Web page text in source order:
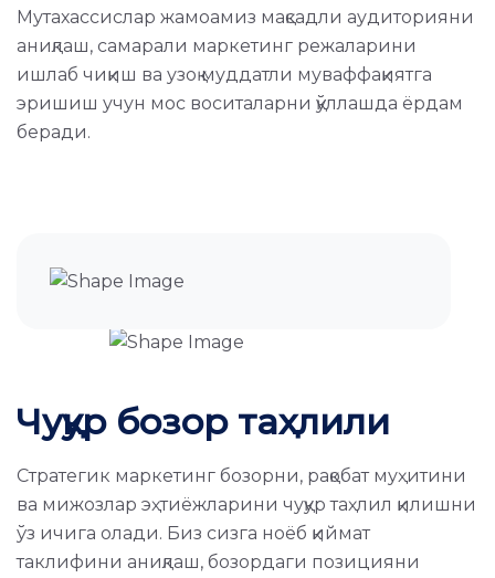
Мутахассислар жамоамиз мақсадли аудиторияни
аниқлаш, самарали маркетинг режаларини
ишлаб чиқиш ва узоқ муддатли муваффақиятга
эришиш учун мос воситаларни қўллашда ёрдам
беради.
Чуқур бозор таҳлили
Стратегик маркетинг бозорни, рақобат муҳитини
ва мижозлар эҳтиёжларини чуқур таҳлил қилишни
ўз ичига олади. Биз сизга ноёб қиймат
таклифини аниқлаш, бозордаги позицияни